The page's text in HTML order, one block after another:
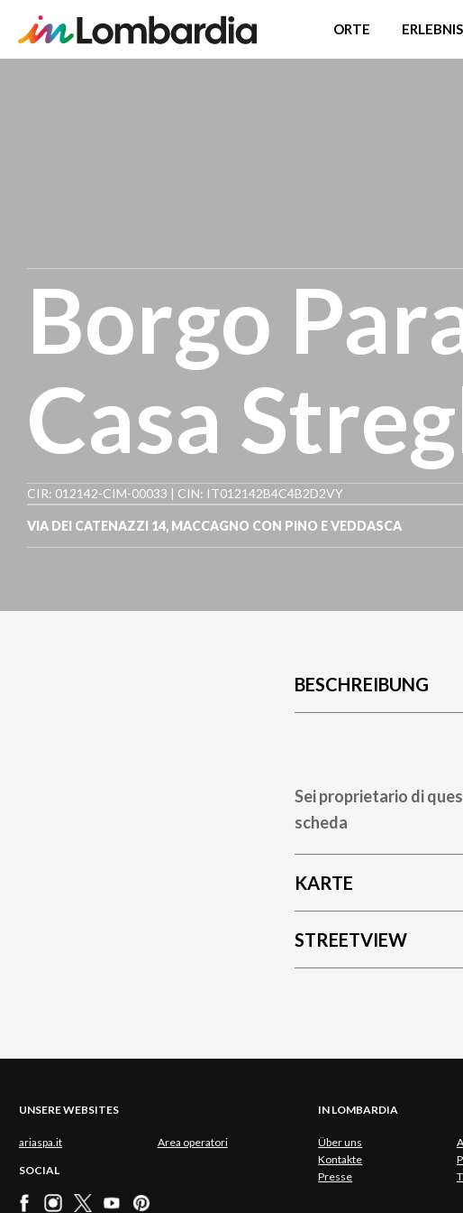
ORTE ERLEBNIS
Borgo
Casa
CIR: 012142-CIM-00033 | CIN: IT012142B4C4B2D2VY
VIA DEI CATENAZZI 14, MACCAGNO CON PINO E VEDDASCA
BESCHREIBUNG
Sei proprietario di
scheda
KARTE
STREETVIEW
UNSERE WEBSITES
ariaspa.it Area operatori
SOCIAL
IN LOMBARDIA
Über uns
Kontakte
Presse